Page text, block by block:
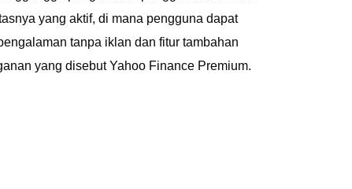
yang aktif, di mana pengguna dapat
tanpa iklan dan fitur tambahan
yang disebut Yahoo Finance Premium.